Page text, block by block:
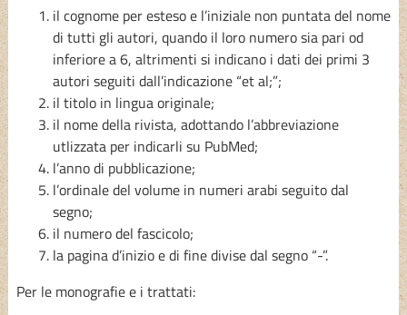
il cognome per esteso e l’iniziale non puntata del nome
di tutti gli autori, quando il loro numero sia pari od
inferiore a 6, altrimenti si indicano i dati dei primi 3
autori seguiti dall’indicazione “et al;”;
il titolo in lingua originale;
il nome della rivista, adottando l’abbreviazione
utlizzata per indicarli su PubMed;
l’anno di pubblicazione;
l’ordinale del volume in numeri arabi seguito dal
segno;
il numero del fascicolo;
la pagina d’inizio e di fine divise dal segno “-”.
Per le monografiee i trattati: